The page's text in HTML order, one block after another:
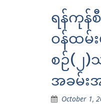
ရန်ကုန်
ဝန်ထမ်
စဉ်(၂)
အခမ်း
October 1,